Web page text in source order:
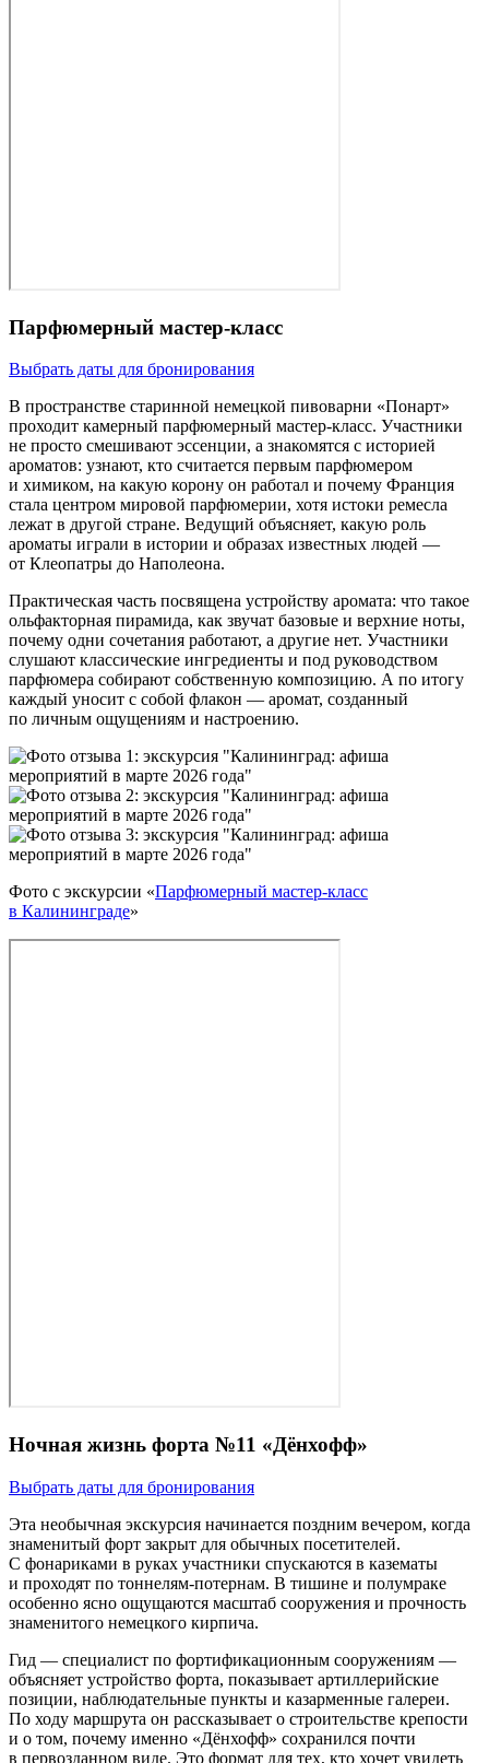
Парфюмерный мастер‑класс
Выбрать даты для бронирования
В пространстве старинной немецкой пивоварни «Понарт»
проходит камерный парфюмерный мастер‑класс. Участники
не просто смешивают эссенции, а знакомятся с историей
ароматов: узнают, кто считается первым парфюмером
и химиком, на какую корону он работал и почему Франция
стала центром мировой парфюмерии, хотя истоки ремесла
лежат в другой стране. Ведущий объясняет, какую роль
ароматы играли в истории и образах известных людей —
от Клеопатры до Наполеона.
Практическая часть посвящена устройству аромата: что такое
ольфакторная пирамида, как звучат базовые и верхние ноты,
почему одни сочетания работают, а другие нет. Участники
слушают классические ингредиенты и под руководством
парфюмера собирают собственную композицию. А по итогу
каждый уносит с собой флакон — аромат, созданный
по личным ощущениям и настроению.
Фото с экскурсии «Парфюмерный мастер‑класс
в Калининграде»
Ночная жизнь форта №11 «Дёнхофф»
Выбрать даты для бронирования
Эта необычная экскурсия начинается поздним вечером, когда
знаменитый форт закрыт для обычных посетителей.
С фонариками в руках участники спускаются в казематы
и проходят по тоннелям‑потернам. В тишине и полумраке
особенно ясно ощущаются масштаб сооружения и прочность
знаменитого немецкого кирпича.
Гид — специалист по фортификационным сооружениям —
объясняет устройство форта, показывает артиллерийские
позиции, наблюдательные пункты и казарменные галереи.
По ходу маршрута он рассказывает о строительстве крепости
и о том, почему именно «Дёнхофф» сохранился почти
в первозданном виде. Это формат для тех, кто хочет увидеть